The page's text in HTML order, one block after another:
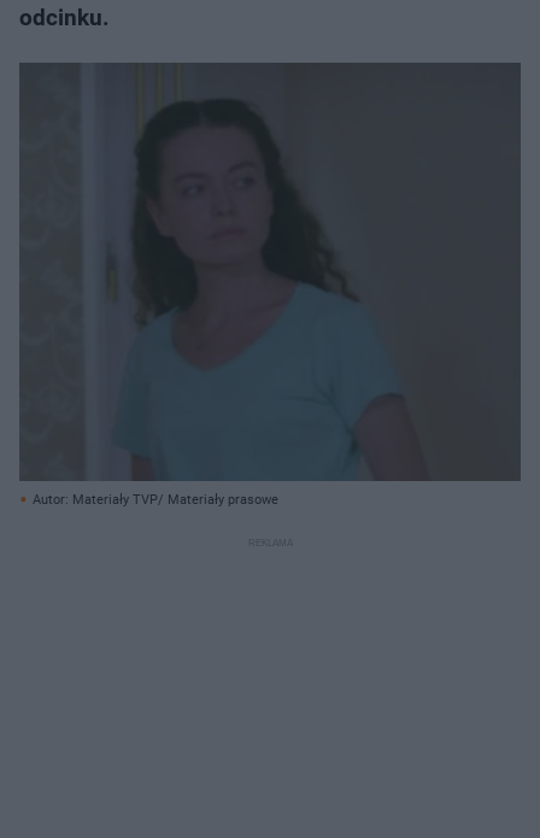
odcinku.
Autor: Materiały TVP/ Materiały prasowe